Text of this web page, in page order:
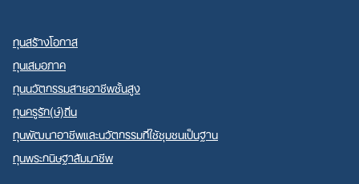
ทุนสร้างโอกาส
ทุนเสมอภาค
ทุนนวัตกรรมสายอาชีพชั้นสูง
ทุนครูรัก(ษ์)ถิ่น
ทุนพัฒนาอาชีพและนวัตกรรมที่ใช้ชุมชนเป็นฐาน
ทุนพระกนิษฐาสัมมาชีพ